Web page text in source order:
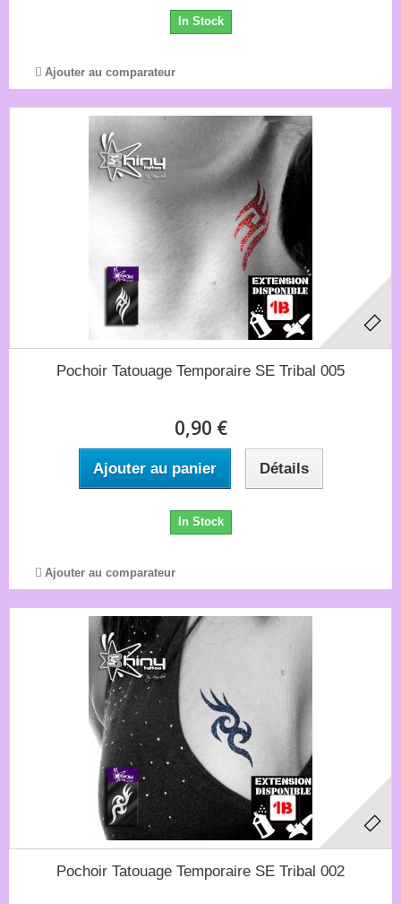
In Stock
Ajouter au comparateur
Pochoir Tatouage Temporaire SE Tribal 005
0,90 €
Ajouter au panier Détails
In Stock
Ajouter au comparateur
Pochoir Tatouage Temporaire SE Tribal 002